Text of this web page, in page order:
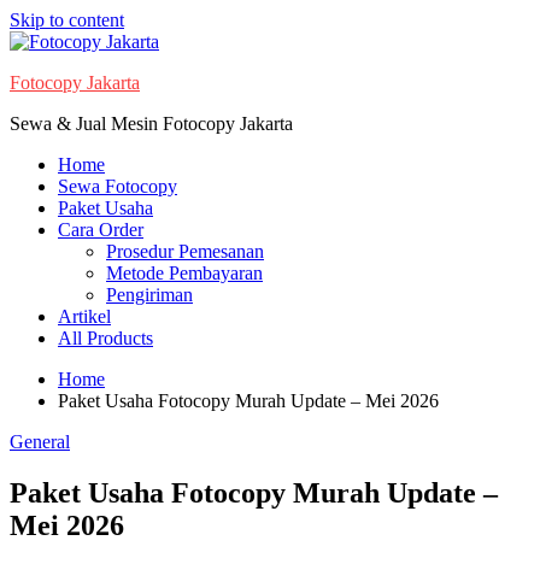
Skip to content
Fotocopy Jakarta
Sewa & Jual Mesin Fotocopy Jakarta
Home
Sewa Fotocopy
Paket Usaha
Cara Order
Prosedur Pemesanan
Metode Pembayaran
Pengiriman
Artikel
All Products
Home
Paket Usaha Fotocopy Murah Update – Mei 2026
General
Paket Usaha Fotocopy Murah Update –
Mei 2026